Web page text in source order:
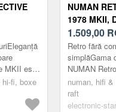
MKII este
cu
fi, boxe
NUMAN
1978 MKII,
NEGRU,
CULOARE
SUPORTURI
1.509,00
Retro fără
simplăGama
NUMAN
un tribut
accent pe un
numan, hifi
raft
electronic-